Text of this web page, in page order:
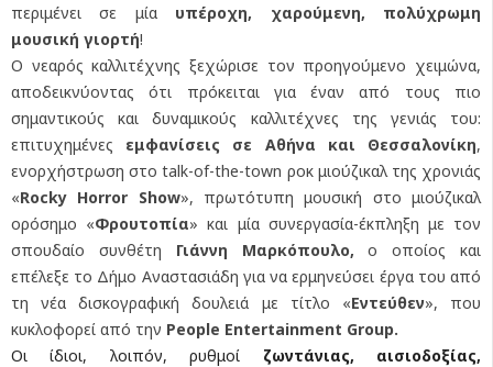
περιμένει σε μία υπέροχη, χαρούμενη, πολύχρωμη
μουσική γιορτή!
Ο νεαρός καλλιτέχνης ξεχώρισε τον προηγούμενο χειμώνα,
αποδεικνύοντας ότι πρόκειται για έναν από τους πιο
σημαντικούς και δυναμικούς καλλιτέχνες της γενιάς του:
επιτυχημένες εμφανίσεις σε Αθήνα και Θεσσαλονίκη,
ενορχήστρωση στο talk-of-the-town ροκ μιούζικαλ της χρονιάς
«Rocky Horror Show», πρωτότυπη μουσική στο μιούζικαλ
ορόσημο «Φρουτοπία» και μία συνεργασία-έκπληξη με τον
σπουδαίο συνθέτη Γιάννη Μαρκόπουλο,ο οποίος και
επέλεξε το Δήμο Αναστασιάδη για να ερμηνεύσει έργα του από
τη νέα δισκογραφική δουλειά με τίτλο «Εντεύθεν», που
κυκλοφορεί από την People Entertainment Group.
Οι ίδιοι, λοιπόν, ρυθμοί ζωντάνιας, αισιοδοξίας,